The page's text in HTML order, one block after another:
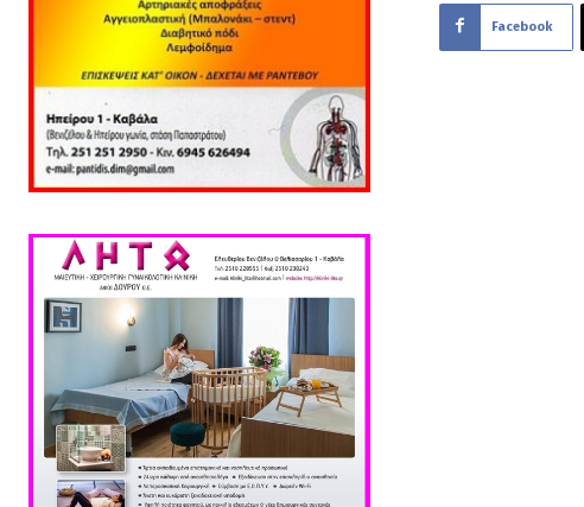
Facebook